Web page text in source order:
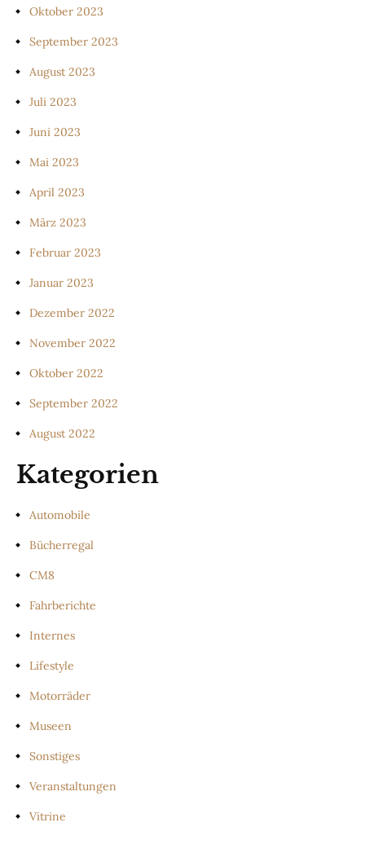
Oktober 2023
September 2023
August 2023
Juli 2023
Juni 2023
Mai 2023
April 2023
März 2023
Februar 2023
Januar 2023
Dezember 2022
November 2022
Oktober 2022
September 2022
August 2022
Kategorien
Automobile
Bücherregal
CM8
Fahrberichte
Internes
Lifestyle
Motorräder
Museen
Sonstiges
Veranstaltungen
Vitrine